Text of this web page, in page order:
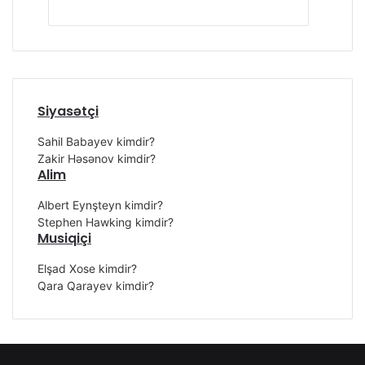
Siyasətçi
Sahil Babayev kimdir?
Zakir Həsənov kimdir?
Alim
Albert Eynşteyn kimdir?
Stephen Hawking kimdir?
Musiqiçi
Elşad Xose kimdir?
Qara Qarayev kimdir?